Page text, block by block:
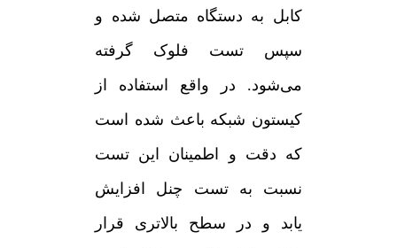
کابل به دستگاه متصل شده و
سپس تست فلوک گرفته
می‌شود. در واقع استفاده از
کیستون شبکه باعث شده است
که دقت و اطمینان این تست
نسبت به تست چنل افزایش
یابد و در سطح بالاتری قرار